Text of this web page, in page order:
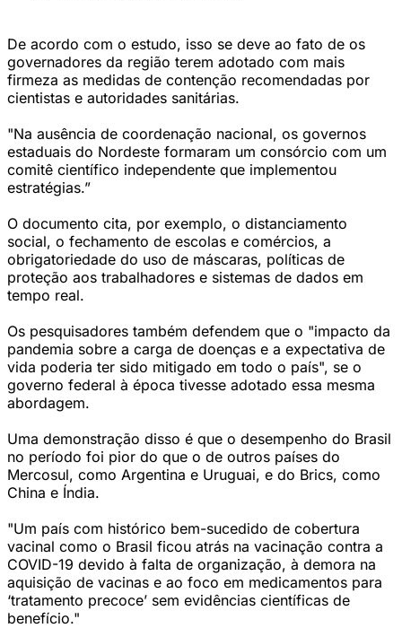
De acordo com o estudo, isso se deve ao fato de os
governadores da região terem adotado com mais
firmeza as medidas de contenção recomendadas por
cientistas e autoridades sanitárias.
"Na ausência de coordenação nacional, os governos
estaduais do Nordeste formaram um consórcio com um
comitê científico independente que implementou
estratégias.”
O documento cita, por exemplo, o distanciamento
social, o fechamento de escolas e comércios, a
obrigatoriedade do uso de máscaras, políticas de
proteção aos trabalhadores e sistemas de dados em
tempo real.
Os pesquisadores também defendem que o "impacto da
pandemia sobre a carga de doenças e a expectativa de
vida poderia ter sido mitigado em todo o país", se o
governo federal à época tivesse adotado essa mesma
abordagem.
Uma demonstração disso é que o desempenho do Brasil
no período foi pior do que o de outros países do
Mercosul, como Argentina e Uruguai, e do Brics, como
China e Índia.
"Um país com histórico bem-sucedido de cobertura
vacinal como o Brasil ficou atrás na vacinação contra a
COVID-19 devido à falta de organização, à demora na
aquisição de vacinas e ao foco em medicamentos para
‘tratamento precoce’ sem evidências científicas de
benefício."